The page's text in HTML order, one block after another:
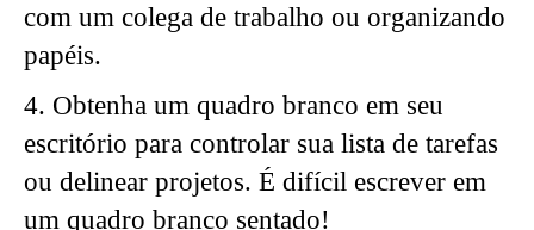
com um colega de trabalho ou organizando
papéis.
4. Obtenha um quadro branco em seu
escritório para controlar sua lista de tarefas
ou delinear projetos. É difícil escrever em
um quadro branco sentado!